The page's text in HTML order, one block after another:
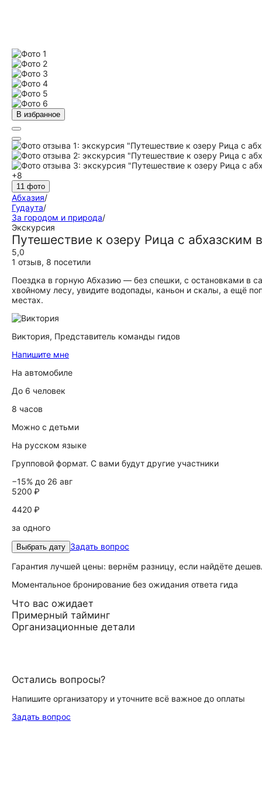
В избранное
+8
11 фото
Абхазия/
Гудаута/
За городом и природа/
Экскурсия
Путешествие к озеру Рица с
5,0
1 отзыв, 8 посетили
Поездка в горную Абхазию — без спешки, с остановками в
хвойному лесу, увидите водопады, каньон и скалы, а ещё
местах.
Виктория, Представитель команды гидов
Напишите мне
На автомобиле
До 6 человек
8 часов
Можно с детьми
На русском языке
Групповой формат. С вами будут другие участники
−15% до 26 авг
5200 ₽
4420 ₽
за одного
Выбрать дату Задать вопрос
Гарантия лучшей цены: вернём разницу, если найдёте
Моментальное бронирование без ожидания ответа гида
Что вас ожидает
Примерный тайминг
Организационные детали
Остались вопросы?
Напишите организатору и уточните всё важное до оплаты
Задать вопрос